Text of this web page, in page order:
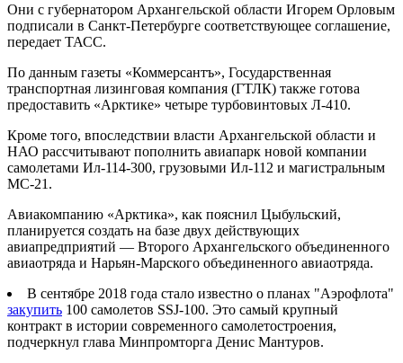
Они с губернатором Архангельской области Игорем Орловым
подписали в Санкт-Петербурге соответствующее соглашение,
передает ТАСС.
По данным газеты «Коммерсантъ», Государственная
транспортная лизинговая компания (ГТЛК) также готова
предоставить «Арктике» четыре турбовинтовых Л-410.
Кроме того, впоследствии власти Архангельской области и
НАО рассчитывают пополнить авиапарк новой компании
самолетами Ил-114-300, грузовыми Ил-112 и магистральным
МС-21.
Авиакомпанию «Арктика», как пояснил Цыбульский,
планируется создать на базе двух действующих
авиапредприятий — Второго Архангельского объединенного
авиаотряда и Нарьян-Марского объединенного авиаотряда.
В сентябре 2018 года стало известно о планах "Аэрофлота"
закупить 100 самолетов SSJ-100. Это самый крупный
контракт в истории современного самолетостроения,
подчеркнул глава Минпромторга Денис Мантуров.